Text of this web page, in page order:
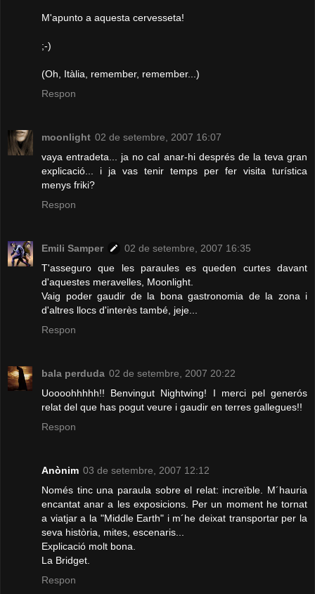
M'apunto a aquesta cervesseta!
;-)
(Oh, Itàlia, remember, remember...)
Respon
moonlight 02 de setembre, 2007 16:07
vaya entradeta... ja no cal anar-hi després de la teva gran
explicació... i ja vas tenir temps per fer visita turística
menys friki?
Respon
Emili Samper
02 de setembre, 2007 16:35
T'asseguro que les paraules es queden curtes davant
d'aquestes meravelles, Moonlight.
Vaig poder gaudir de la bona gastronomia de la zona i
d'altres llocs d'interès també, jeje...
Respon
bala perduda 02 de setembre, 2007 20:22
Uoooohhhhh!! Benvingut Nightwing! I merci pel generós
relat del que has pogut veure i gaudir en terres gallegues!!
Respon
Anònim 03 de setembre, 2007 12:12
Només tinc una paraula sobre el relat: increïble. M´hauria
encantat anar a les exposicions. Per un moment he tornat
a viatjar a la "Middle Earth" i m´he deixat transportar per la
seva història, mites, escenaris...
Explicació molt bona.
La Bridget.
Respon